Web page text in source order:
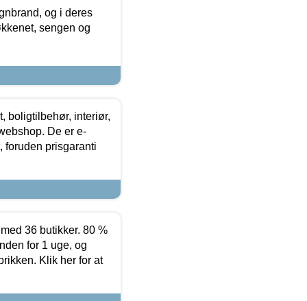
og i deres
sengen og
boligtilbehør, interiør,
De er e-
foruden prisgaranti
36 butikker. 80 %
for 1 uge, og
Klik her for at